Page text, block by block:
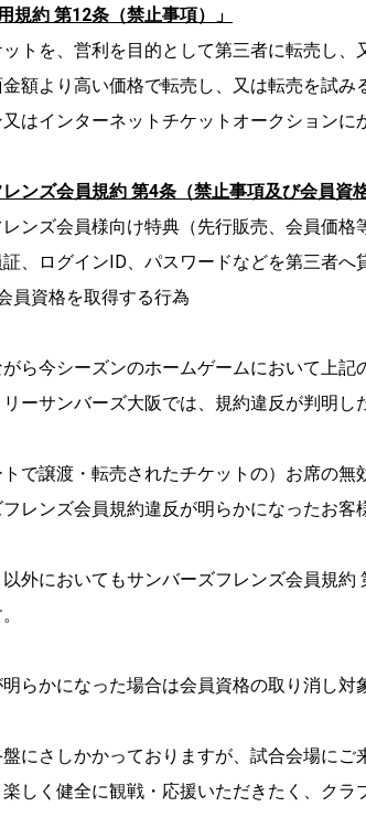
規約 第12条（禁止事項）」
ットを、営利を目的として第三者に転売し
金額より高い価格で転売し、又は転売を試み
又はインターネットチケットオークション
レンズ会員規約 第4条（禁止事項及び会員資
レンズ会員様向け特典（先行販売、会員価
証、ログインID、パスワードなどを第三者
員資格を取得する行為
ら今シーズンのホームゲームにおいて上記
ーサンバーズ大阪では、規約違反が判明し
トで譲渡・転売されたチケットの）お席の無
フレンズ会員規約違反が明らかになったお
外においてもサンバーズフレンズ会員規
らかになった場合は会員資格の取り消し対
にさしかかっておりますが、試合会場に
しく健全に観戦・応援いただきたく、クラ